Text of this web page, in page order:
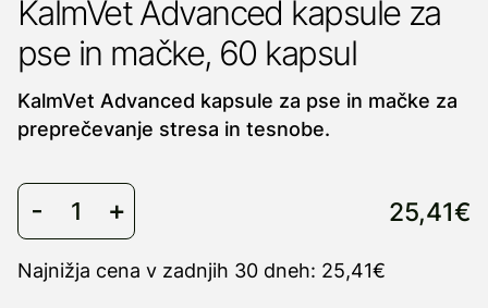
KalmVet Advanced kapsule za
pse in mačke, 60 kapsul
KalmVet Advanced kapsule za pse in mačke za
preprečevanje stresa in tesnobe.
25,41€
Najnižja cena v zadnjih 30 dneh: 25,41€